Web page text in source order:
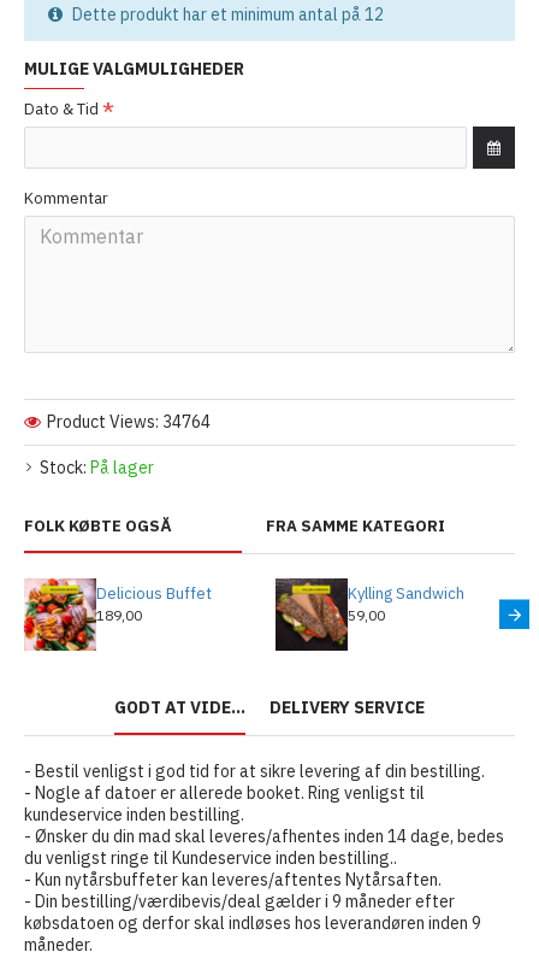
Stock: På lager
Product Views: 34764
MULIGE VALGMULIGHEDER
Dato & Tid
Kommentar
Dette produkt har et minimum antal på 12
FOLK KØBTE OGSÅ FRA SAMME KATEGORI
Delicious Buffet
189,00
Kylling Sandwich
59,00
GODT AT VIDE... DELIVERY SERVICE
- Bestil venligst i god tid for at sikre levering af din bestilling.
- Nogle af datoer er allerede booket. Ring venligst til
kundeservice inden bestilling.
- Ønsker du din mad skal leveres/afhentes inden 14 dage, bedes
du venligst ringe til Kundeservice inden bestilling..
- Kun nytårsbuffeter kan leveres/aftentes Nytårsaften.
- Din bestilling/værdibevis/deal gælder i 9 måneder efter
købsdatoen og derfor skal indløses hos leverandøren inden 9
måneder.